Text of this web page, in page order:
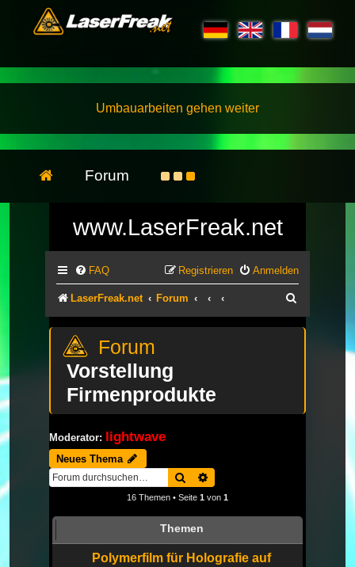
Umbauarbeiten gehen weiter
Forum
www.LaserFreak.net
FAQ Anmelden
Registrieren
LaserFreak.net Forum
Vorstellung
Firmenprodukte
Moderator: lightwave
Neues Thema
Suche
16 Themen • Seite 1 von 1
Themen
Polymerfilm für Holografie auf